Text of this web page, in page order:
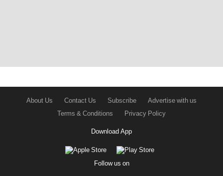
About Us Contact Us Subscribe
Advertise with us
Terms & Conditions
Privacy Policy
Download App
Follow us on